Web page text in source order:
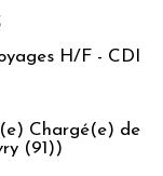
H/F - CDI
Chargé(e) de
(91))